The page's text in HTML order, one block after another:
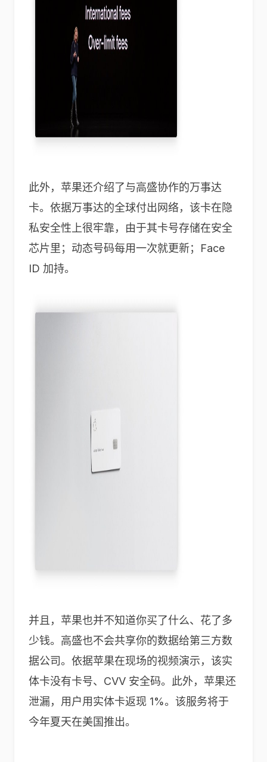
此外，苹果还介绍了与高盛协作的万事达
卡。依据万事达的全球付出网络，该卡在隐
私安全性上很牢靠，由于其卡号存储在安全
芯片里；动态号码每用一次就更新；Face
ID 加持。
并且，苹果也并不知道你买了什么、花了多
少钱。高盛也不会共享你的数据给第三方数
据公司。依据苹果在现场的视频演示，该实
体卡没有卡号、CVV 安全码。此外，苹果还
泄漏，用户用实体卡返现 1%。该服务将于
今年夏天在美国推出。